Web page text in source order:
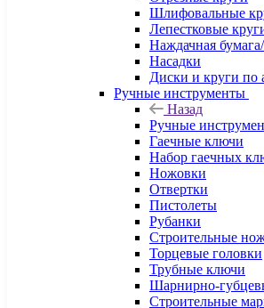
Шлифовальные
Лепестковые
Наждачная
Насадки
Диски и круги по
Ручные инструменты
Назад
Ручные
Гаечные ключи
Набор гаечных
Ножовки
Отвертки
Пистолеты
Рубанки
Строительные
Торцевые головки
Трубные ключи
Шарнирно-
Строительные